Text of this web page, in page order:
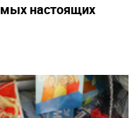
настоящих